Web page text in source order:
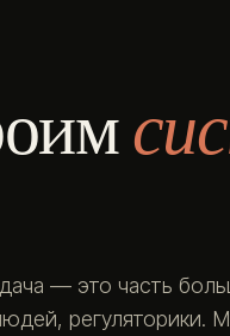
— это часть
регуляторики.